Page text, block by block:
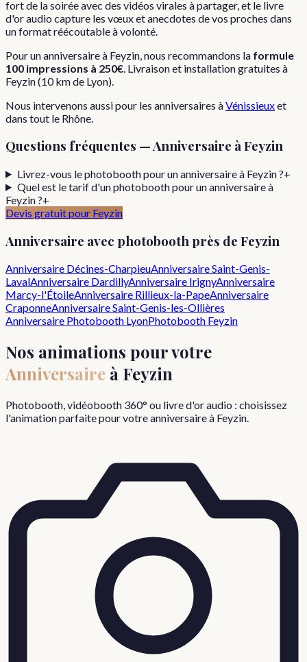
fort de la soirée avec des vidéos virales à partager, et le livre
d'or audio capture les vœux et anecdotes de vos proches dans
un format réécoutable à volonté.
Pourunanniversaireà Feyzin , nous recommandons la formule
100 impressions à 250€ . Livraison et installation gratuites à
Feyzin(10km de Lyon).
Nous intervenons aussi pour les anniversaires àVénissieuxet
dans tout le Rhône
Questions fréquentes —Anniversaire àFeyzin
Livrez-vous le photobooth pour un anniversaire à Feyzin ?+
Quel est le tarif d'un photobooth pour un anniversaire à
Feyzin ?+
Devis gratuit pour Feyzin
Anniversaire avec photobooth près de Feyzin
Anniversaire Décines-CharpieuAnniversaireSaint-Genis-
LavalAnniversaire DardillyAnniversaire IrignyAnniversaire
Marcy-l'ÉtoileAnniversaire Rillieux-la-PapeAnniversaire
CraponneAnniversaireSaint-Genis-les-Ollières
Anniversaire Photobooth LyonPhotobooth Feyzin
Nos animations pour votre
Anniversaire à Feyzin
Photobooth, vidéobooth 360° ou livre d'or audio : choisissez
l'animation parfaite pour votreanniversaireà Feyzin.